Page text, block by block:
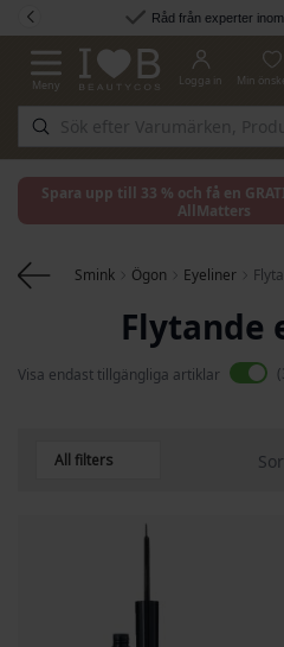
Hoppa till innehålletRåd från experter
Växla Nav
Meny Logga in Min
Spara upp till 33 % och få en
AllMatters
Smink Ögon Eyeliner
Flytande
Visa endast tillgängliga artiklar
All filters